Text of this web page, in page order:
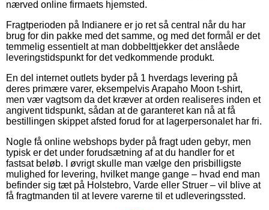
nærved online firmaets hjemsted.
Fragtperioden på Indianere er jo ret så central når du har
brug for din pakke med det samme, og med det formål er det
temmelig essentielt at man dobbelttjekker det anslåede
leveringstidspunkt for det vedkommende produkt.
En del internet outlets byder på 1 hverdags levering på
deres primære varer, eksempelvis Arapaho Moon t-shirt,
men vær vagtsom da det kræver at orden realiseres inden et
angivent tidspunkt, sådan at de garanteret kan nå at få
bestillingen skippet afsted forud for at lagerpersonalet har fri.
Nogle få online webshops byder på fragt uden gebyr, men
typisk er det under forudsætning af at du handler for et
fastsat beløb. I øvrigt skulle man vælge den prisbilligste
mulighed for levering, hvilket mange gange – hvad end man
befinder sig tæt på Holstebro, Varde eller Struer – vil blive at
få fragtmanden til at levere varerne til et udleveringssted.